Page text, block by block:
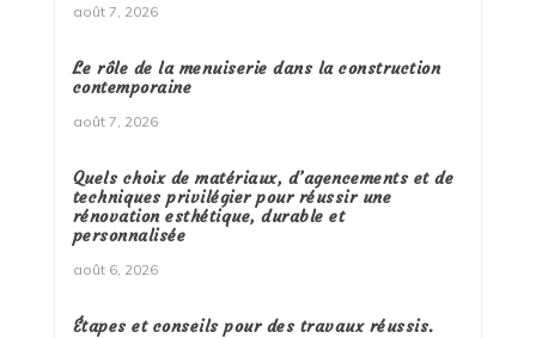
août 7, 2026
Le rôle de la menuiserie dans la construction
contemporaine
août 7, 2026
Quels choix de matériaux, d’agencements et de
techniques privilégier pour réussir une
rénovation esthétique, durable et
personnalisée
août 6, 2026
Étapes et conseils pour des travaux réussis.